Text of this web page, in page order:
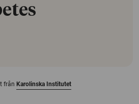
från Karolinska Institutet